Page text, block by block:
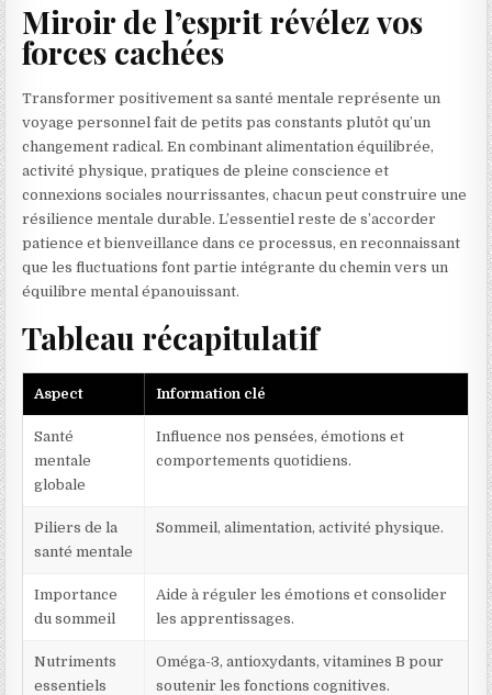
Miroir de l’esprit révélez vos
forces cachées
Transformer positivement sa santé mentale représente un
voyage personnel fait de petits pas constants plutôt qu’un
changement radical. En combinant alimentation équilibrée,
activité physique, pratiques de pleine conscience et
connexions sociales nourrissantes, chacun peut construire une
résilience mentale durable. L’essentiel reste de s’accorder
patience et bienveillance dans ce processus, en reconnaissant
que les fluctuations font partie intégrante du chemin vers un
équilibre mental épanouissant.
Tableau récapitulatif
Aspect Information clé
Santé
mentale
globale
Influence nos pensées, émotions et
comportements quotidiens.
Piliers de la
santé mentale
Sommeil, alimentation, activité physique.
Importance
du sommeil
Aide à réguler les émotions et consolider
les apprentissages.
Nutriments
essentiels
Oméga-3, antioxydants, vitamines B pour
soutenir les fonctions cognitives.